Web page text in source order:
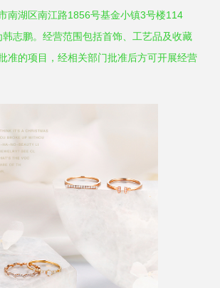
南湖区南江路1856号基金小镇3号楼114
志鹏。经营范围包括首饰、工艺品及收藏
准的项目，经相关部门批准后方可开展经营